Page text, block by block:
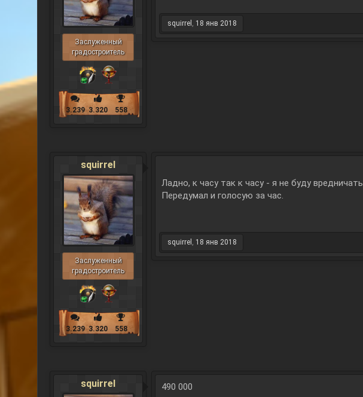
Заслуженный
градостроитель
3.239 3.320 558
squirrel , 18 янв 2018
squirrel
Заслуженный
градостроитель
3.239 3.320 558
Ладно, к часу так к часу - я не буду вредничать
Передумал и голосую за час.
squirrel , 18 янв 2018
squirrel 490 000